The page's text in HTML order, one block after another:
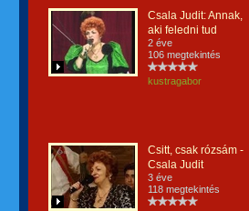
Csala Judit: Annak,
aki feledni tud
2 éve
106 megtekintés
kustragabor
Csitt, csak rózsám -
Csala Judit
3 éve
118 megtekintés